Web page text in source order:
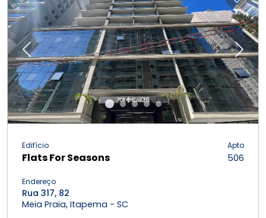
Previous Next
Edifício
Flats For Seasons
Apto
506
Endereço
Rua 317, 82
Meia Praia, Itapema - SC